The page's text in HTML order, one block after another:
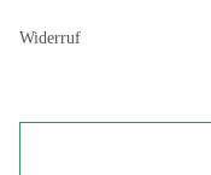
Widerruf